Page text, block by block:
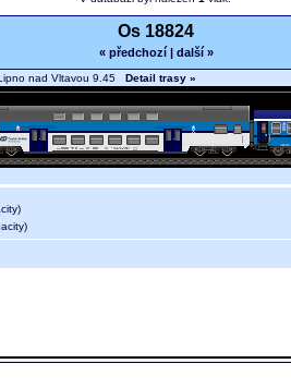
Os 18824
« předchozí| další »
nad Vltavou 9.45 Detail trasy »